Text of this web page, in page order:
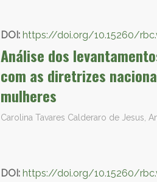
DOI: https://doi.org/10.15260/
Análise dos
com as diretrizes
mulheres
Carolina Tavares Calderaro de Jesus,
DOI: https://doi.org/10.15260/